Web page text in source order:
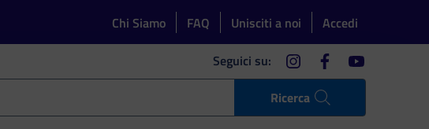
Chi Siamo FAQ Unisciti a noi Accedi
Ricerca
Seguici su: instagramfacebookyoutube